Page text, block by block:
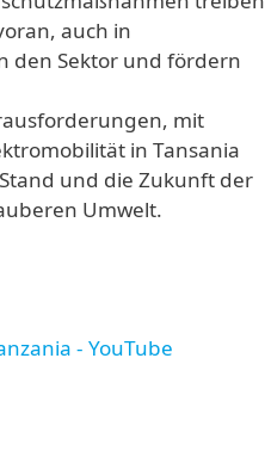
auch in
den Sektor und fördern
, mit
in Tansania
und die Zukunft der
Umwelt.
- YouTube